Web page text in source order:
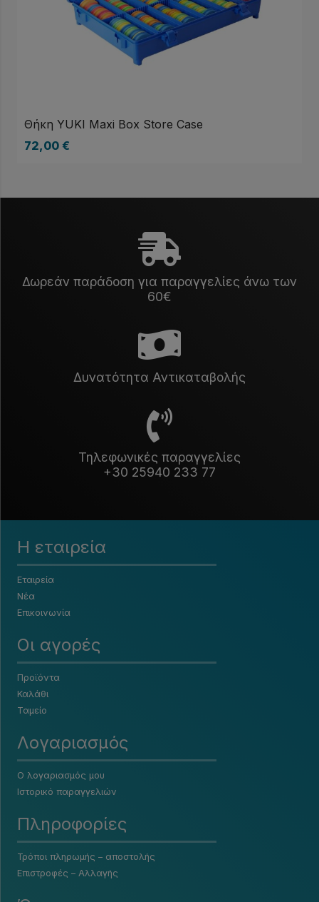
Θήκη YUKI Maxi Box Store Case
72,00 €
Δωρεάν παράδοση για παραγγελίες άνω των
60€
Δυνατότητα Αντικαταβολής
Τηλεφωνικές παραγγελίες
+30 25940 233 77
Η εταιρεία
Εταιρεία
Νέα
Επικοινωνία
Οι αγορές
Προϊόντα
Καλάθι
Ταμείο
Λογαριασμός
Ο λογαριασμός μου
Ιστορικό παραγγελιών
Πληροφορίες
Τρόποι πληρωμής – αποστολής
Επιστροφές – Αλλαγής